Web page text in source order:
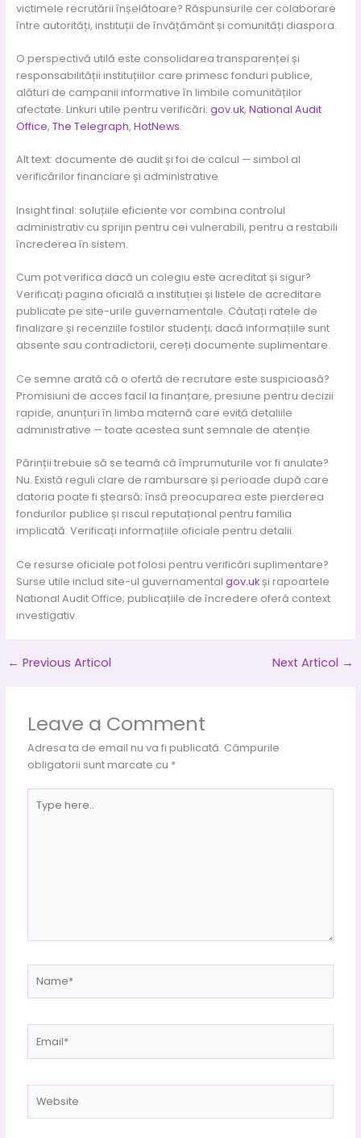
victimele recrutării înșelătoare? Răspunsurile cer colaborare
între autorități, instituții de învățământ și comunități diaspora.
O perspectivă utilă este consolidarea transparenței și
responsabilității instituțiilor care primesc fonduri publice,
alături de campanii informative în limbile comunităților
afectate. Linkuri utile pentru verificări: gov.uk, National Audit
Office, The Telegraph, HotNews.
Alt text: documente de audit și foi de calcul — simbol al
verificărilor financiare și administrative
Insight final: soluțiile eficiente vor combina controlul
administrativ cu sprijin pentru cei vulnerabili, pentru a restabili
încrederea în sistem.
Cum pot verifica dacă un colegiu este acreditat și sigur?
Verificați pagina oficială a instituției și listele de acreditare
publicate pe site-urile guvernamentale. Căutați ratele de
finalizare și recenziile fostilor studenți; dacă informațiile sunt
absente sau contradictorii, cereți documente suplimentare.
Ce semne arată că o ofertă de recrutare este suspicioasă?
Promisiuni de acces facil la finanțare, presiune pentru decizii
rapide, anunțuri în limba maternă care evită detaliile
administrative — toate acestea sunt semnale de atenție.
Părinții trebuie să se teamă că împrumuturile vor fi anulate?
Nu. Există reguli clare de rambursare și perioade după care
datoria poate fi ștearsă; însă preocuparea este pierderea
fondurilor publice și riscul reputațional pentru familia
implicată. Verificați informațiile oficiale pentru detalii.
Ce resurse oficiale pot folosi pentru verificări suplimentare?
Surse utile includ site-ul guvernamental gov.ukși rapoartele
National Audit Office; publicațiile de încredere oferă context
investigativ.
← Previous Articol Next Articol →
Leave a Comment
Adresa ta de email nu va fi publicată. Câmpurile
obligatorii sunt marcate cu *
here..